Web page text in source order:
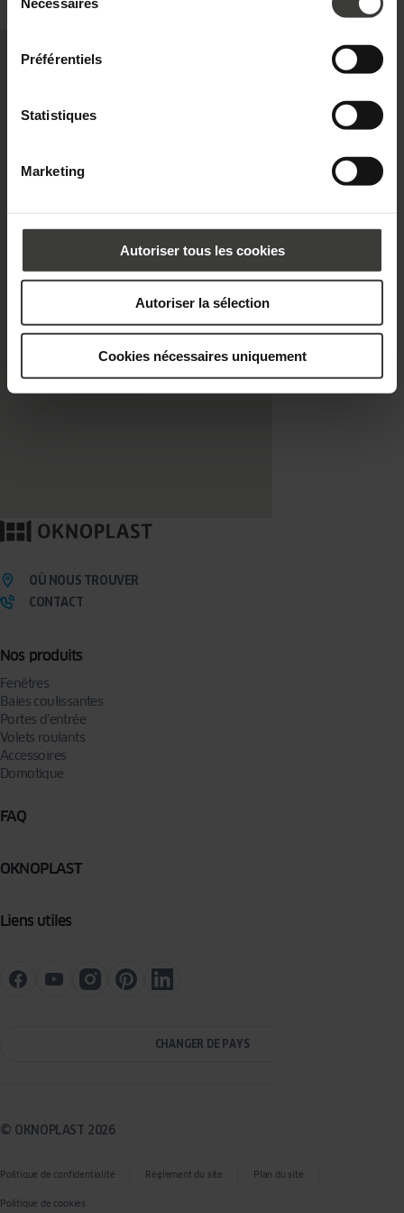
Préférentiels
Statistiques
Marketing
Autoriser tous les cookies
Autoriser la sélection
Cookies nécessaires uniquement
privacy@oknoplast.com.pl
Nos produits
Fenêtres
Baies coulissantes
Portes d’entrée
Volets roulants
Accessoires
Domotique
FAQ
OKNOPLAST
Liens utiles
OÙ NOUS TROUVER
CONTACT
CHANGER DE PAYS
© OKNOPLAST 2026
Politique de confidentialité Règlement du site Plan du site
Politique de cookies